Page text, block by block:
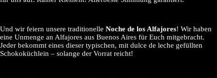
Und wir feiern unsere traditionelle Noche de los Alfajores! Wir haben
eine Unmenge an Alfajores aus Buenos Aires für Euch mitgebracht.
Jeder bekommt eines dieser typischen, mit dulce de leche gefüllten
Schokoküchlein – solange der Vorrat reicht!